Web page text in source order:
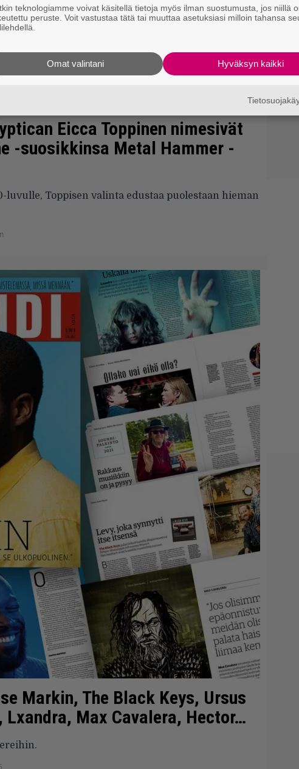
Eicca Toppinen nimesivät
-suosikkinsa Metal Hammer -
luvulle, Toppisen valinta edustaa puolestaan hieman
Markin, The Black Keys, Ursus
Lxandra, Max Cavalera, Hector…
teknologiamme voivat käsitellä tietoja myös ilman suostumusta, jos niillä
peruste. Voit vastustaa tätä tai muuttaa asetuksiasi milloin tahansa
Hyväksyn kaikki
Omat valintani